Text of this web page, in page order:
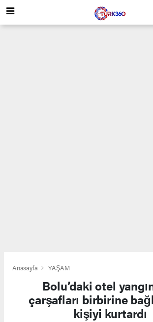
Anasayfa YAŞAM
Bolu’daki otel
çarşafları birbirine
kişiyi kurtardı